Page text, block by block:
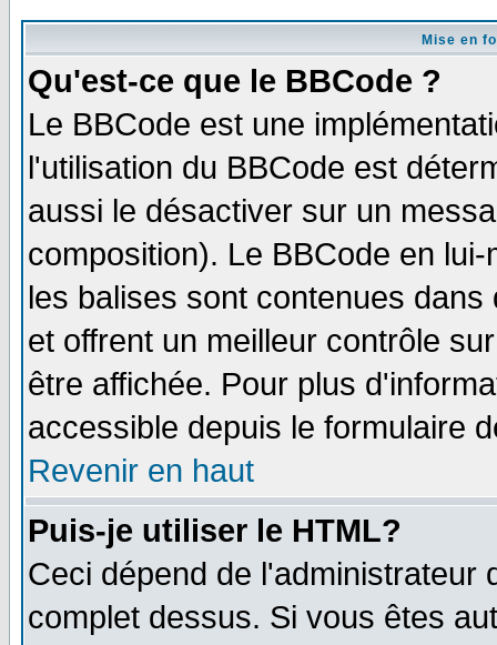
Mise en
Qu'est-ce que le BBCode ?
Le BBCode est une
l'utilisation du BBCode est
aussi le désactiver sur un
composition). Le BBCode en
les balises sont contenues
et offrent un meilleur contrôle
être affichée. Pour plus
accessible depuis le formulaire
Revenir en haut
Puis-je utiliser le HTML?
Ceci dépend de l'administrateur
complet dessus. Si vous êtes